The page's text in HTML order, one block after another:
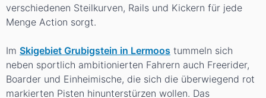
verschiedenen Steilkurven, Rails und Kickern für jede
Menge Action sorgt.
Im Skigebiet Grubigstein in Lermoos tummeln sich
neben sportlich ambitionierten Fahrern auch Freerider,
Boarder und Einheimische, die sich die überwiegend rot
markierten Pisten hinunterstürzen wollen. Das